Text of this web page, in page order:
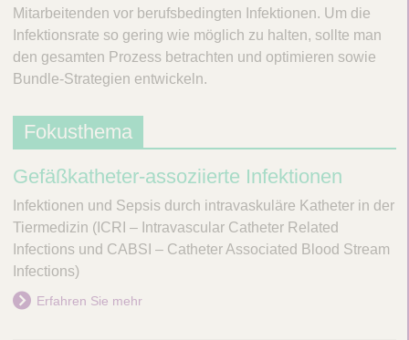
i
Mitarbeitenden vor berufsbedingten Infektionen. Um die
Infektionsrate so gering wie möglich zu halten, sollte man
den gesamten Prozess betrachten und optimieren sowie
Bundle-Strategien entwickeln.
Fokusthema
Gefäßkatheter-assoziierte Infektionen
Infektionen und Sepsis durch intravaskuläre Katheter in der
Tiermedizin (ICRI – Intravascular Catheter Related
Infections und CABSI – Catheter Associated Blood Stream
Infections)
Erfahren Sie mehr